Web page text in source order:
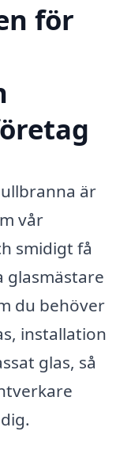
för
är
vår
smidigt få
glasmästare
du behöver
installation
glas, så